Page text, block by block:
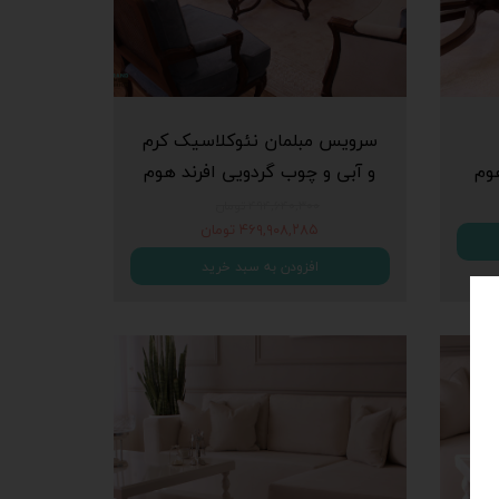
سرویس مبلمان نئوکلاسیک کرم
و آبی و چوب گردویی افرند هوم
افزودن به سبد خرید